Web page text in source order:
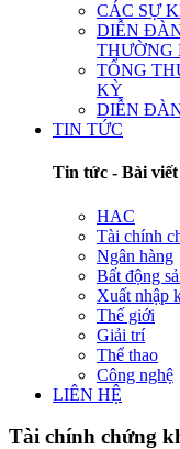
CÁC SỰ
DIỄN
THƯỜNG
TỔNG
KỲ
DIỄN
TIN TỨC
Tin tức - Bài viết
HAC
Tài chính
Ngân hàng
Bất động
Xuất nhập
Thế giới
Giải trí
Thể thao
Công nghệ
LIÊN HỆ
Tài chính chứng